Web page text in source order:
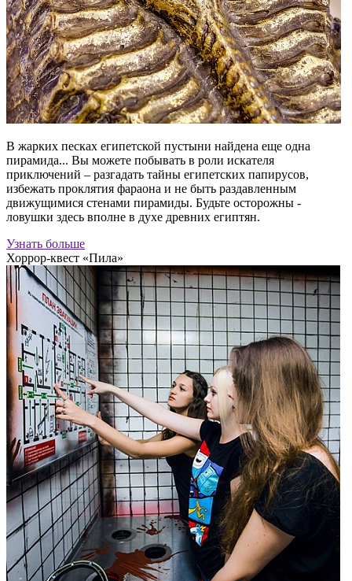
В жарких песках египетской пустыни найдена еще одна
пирамида... Вы можете побывать в роли искателя
приключений – разгадать тайны египетских папирусов,
избежать проклятия фараона и не быть раздавленным
движущимися стенами пирамиды. Будьте осторожны -
ловушки здесь вполне в духе древних египтян.
Узнать больше
Хоррор-квест «Пила»